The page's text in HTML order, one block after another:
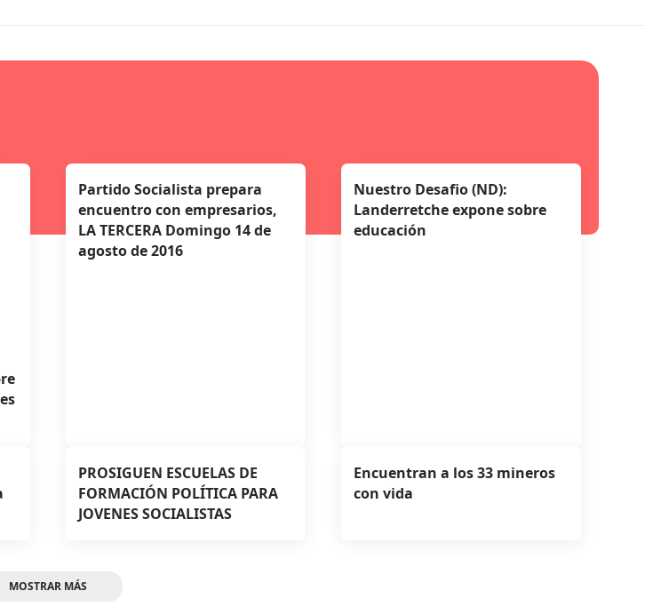
Partido Socialista prepara
encuentro con empresarios,
LA TERCERA Domingo 14 de
agosto de 2016
Nuestro Desafio (ND):
Landerretche expone sobre
educación
PROSIGUEN ESCUELAS DE
FORMACIÓN POLÍTICA PARA
JOVENES SOCIALISTAS
Encuentran a los 33 mineros
con vida
MOSTRAR MÁS